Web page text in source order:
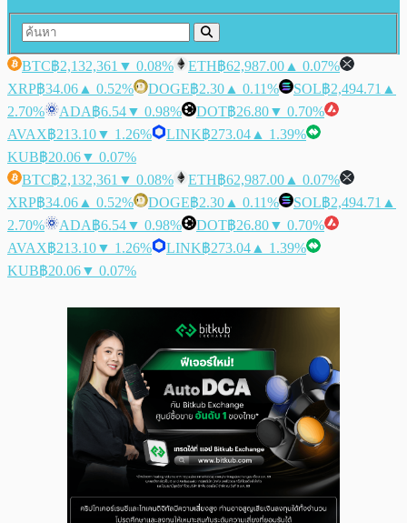
BTC฿2,132,361 ▼ 0.08% ETH฿62,987.00 ▲ 0.07%
XRP฿34.06 ▲ 0.52% DOGE฿2.30 ▲ 0.11% SOL฿2,494.71 ▲
2.70%
ADA฿6.54▼ 0.98% DOT฿26.80▼ 0.70%
AVAX฿213.10▼ 1.26% LINK฿273.04 ▲ 1.39%
KUB฿20.06▼ 0.07%
BTC฿2,132,361 ▼ 0.08% ETH฿62,987.00 ▲ 0.07%
XRP฿34.06 ▲ 0.52% DOGE฿2.30 ▲ 0.11% SOL฿2,494.71 ▲
2.70%
ADA฿6.54▼ 0.98% DOT฿26.80▼ 0.70%
AVAX฿213.10▼ 1.26% LINK฿273.04 ▲ 1.39%
KUB฿20.06▼ 0.07%